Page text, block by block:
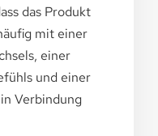
das Produkt
mit einer
einer
und einer
Verbindung